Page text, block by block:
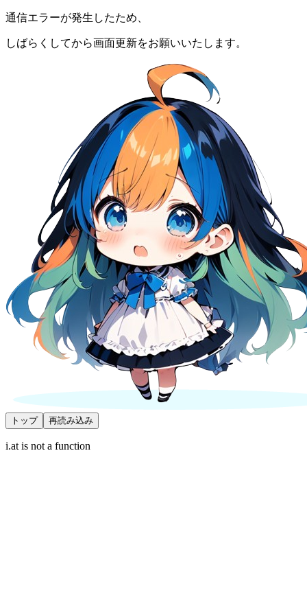
通信エラーが発生したため、
しばらくしてから画面更新をお願いいたします。
トップ 再読み込み
i.at is not a function